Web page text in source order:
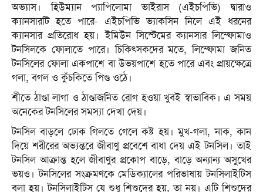
অভ্যাস। হিউম্যান প্যাপিলোমা ভাইরাস (এইচপিভি) দ্বারাও
ক্যানসারটি হতে পারে- এইচপিভি ভ্যাকসিন নিলে এই ধরনের
ক্যানসার প্রতিরোধ হয়। ইমিউন সিস্টেমের ক্যানসার লিম্ফোমাও
টনসিলকে ফোলাতে পারে। চিকিৎসকদের মতে, লিম্ফোমা জনিত
টনসিলের ফোলা একপাশে বা উভয়পাশে হতে পারে এবং প্রায়ক্ষেত্রে
গলা, বগল ও কুঁচকিতে পিণ্ড ওঠে।
শীতে ঠাণ্ডা লাগা ও ঠাণ্ডাজনিত রোগ হওয়া খুবই স্বাভাবিক। এ সময়
অনেকের টনসিলের সমস্যা দেখা দেয়।
টনসিল বাড়লে ঢোক গিলতে গেলে কষ্ট হয়। মুখ-গলা, নাক, কান
দিয়ে শরীরের অভ্যন্তরে জীবাণু প্রবেশে বাধা দেয় এই টনসিল। তাই
টনসিল আক্রান্ত হলে জীবাণুর প্রকোপ বাড়ে, বাড়ে অন্যান্য অসুখের
ভয়ও। টনসিলের সংক্রমণকে মেডিক্যালের পরিভাষায় টনসিলাইটিস
বলা হয়। টনসিলাইটিস যে শুধু শিশুদের হয়, তা নয়। এটি শিশুদের